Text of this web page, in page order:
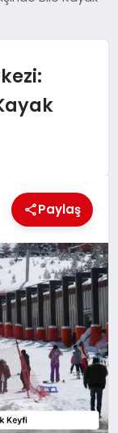
Paylaş